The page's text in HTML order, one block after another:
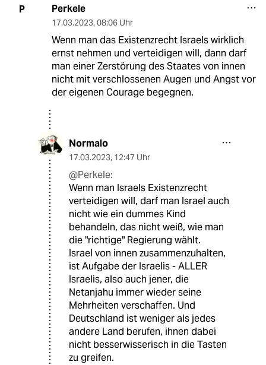
P Perkele
17.03.2023, 08:06 Uhr
Wenn man das Existenzrecht Israels wirklich
ernst nehmen und verteidigen will, dann darf
man einer Zerstörung des Staates von innen
nicht mit verschlossenen Augen und Angst vor
der eigenen Courage begegnen.
Normalo
17.03.2023, 12:47 Uhr
@Perkele:
Wenn man Israels Existenzrecht
verteidigen will, darf man Israel auch
nicht wie ein dummes Kind
behandeln, das nicht weiß, wie man
die "richtige" Regierung wählt.
Israel von innen zusammenzuhalten,
ist Aufgabe der Israelis - ALLER
Israelis, also auch jener, die
Netanjahu immer wieder seine
Mehrheiten verschaffen. Und
Deutschland ist weniger als jedes
andere Land berufen, ihnen dabei
nicht besserwisserisch in die Tasten
zu greifen.